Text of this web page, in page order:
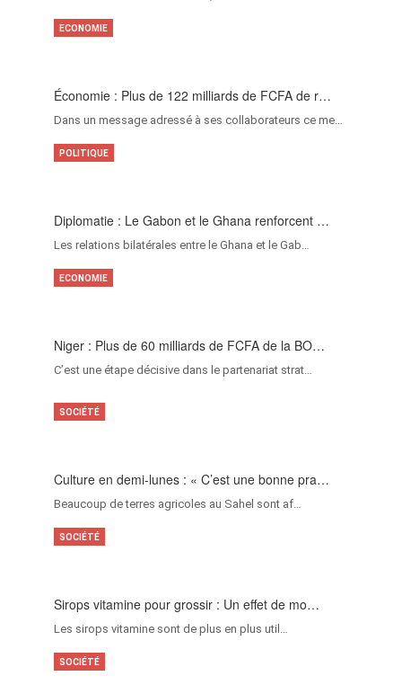
Économie : Plus de 122 milliards de FCFA de r…
Dans un message adressé à ses collaborateurs ce me…
ECONOMIE
Diplomatie : Le Gabon et le Ghana renforcent …
Les relations bilatérales entre le Ghana et le Gab…
POLITIQUE
Niger : Plus de 60 milliards de FCFA de la BO…
C’est une étape décisive dans le partenariat strat…
ECONOMIE
Culture en demi-lunes : « C’est une bonne pra…
Beaucoup de terres agricoles au Sahel sont af…
SOCIÉTÉ
Sirops vitamine pour grossir : Un effet de mo…
Les sirops vitamine sont de plus en plus util…
SOCIÉTÉ
SOCIÉTÉ